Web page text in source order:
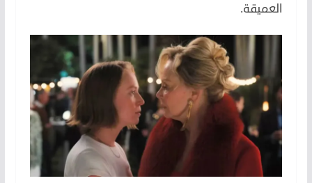
العميقة.